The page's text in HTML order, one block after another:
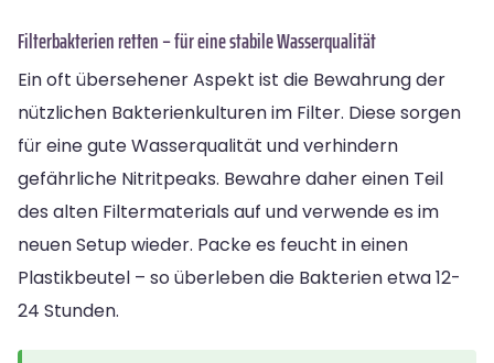
Filterbakterien retten – für eine stabile Wasserqualität
Ein oft übersehener Aspekt ist die Bewahrung der
nützlichen Bakterienkulturen im Filter. Diese sorgen
für eine gute Wasserqualität und verhindern
gefährliche Nitritpeaks. Bewahre daher einen Teil
des alten Filtermaterials auf und verwende es im
neuen Setup wieder. Packe es feucht in einen
Plastikbeutel – so überleben die Bakterien etwa 12-
24 Stunden.